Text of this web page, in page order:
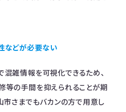
などが必要ない
雑情報を可視化できるため、
等の手間を抑えられることが期
市さまでもバカンの方で用意し